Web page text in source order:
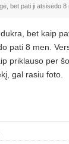
bet pati ji atsisėdo
bet kaip
pati 8 men.
priklauso per
gal rasiu foto.